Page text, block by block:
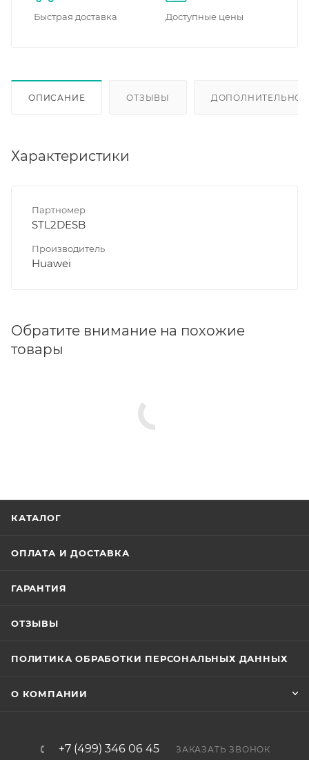
Быстрая доставка Доступные цены
ОПИСАНИЕ ОТЗЫВЫ ДОПОЛНИТЕЛЬНО
Характеристики
Партномер
STL2DESB
Производитель
Huawei
Обратите внимание на похожие
товары
КАТАЛОГ
ОПЛАТА И ДОСТАВКА
ГАРАНТИЯ
ОТЗЫВЫ
ПОЛИТИКА ОБРАБОТКИ ПЕРСОНАЛЬНЫХ ДАННЫХ
О КОМПАНИИ
+7 (499) 346 06 45 ЗАКАЗАТЬ ЗВОНОК